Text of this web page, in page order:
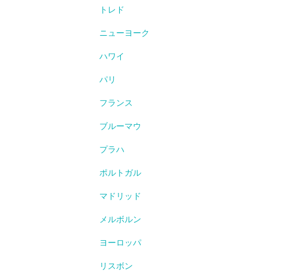
トレド
ニューヨーク
ハワイ
パリ
フランス
ブルーマウ
プラハ
ポルトガル
マドリッド
メルボルン
ヨーロッパ
リスボン